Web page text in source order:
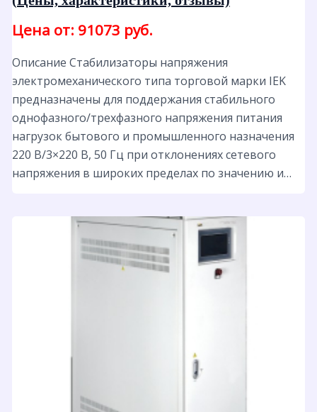
Цена от: 91073 руб.
Описание Стабилизаторы напряжения
электромеханического типа торговой марки IEK
предназначены для поддержания стабильного
однофазного/трехфазного напряжения питания
нагрузок бытового и промышленного назначения
220 B/3×220 В, 50 Гц при отклонениях сетевого
напряжения в широких пределах по значению и…